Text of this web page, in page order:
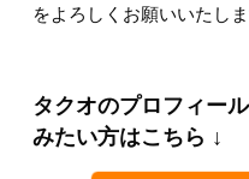
をよろしくお願いいたしま
タクオのプロフィー
みたい方はこちら ↓